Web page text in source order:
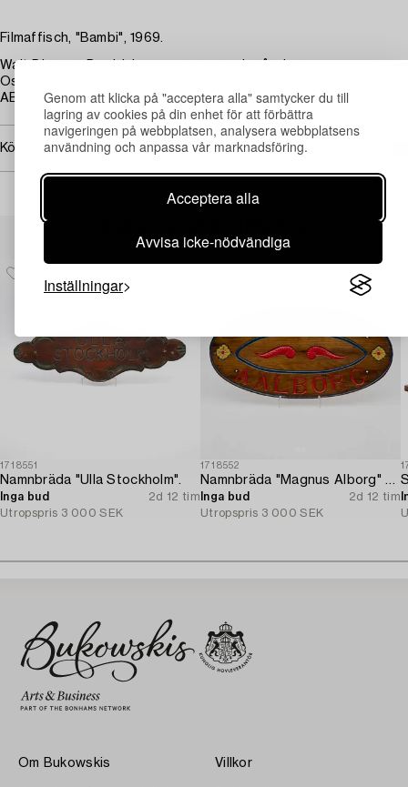
Genom att klicka på "acceptera alla" samtycker du till
lagring av cookies på din enhet för att förbättra
navigeringen på webbplatsen, analysera webbplatsens
användning och anpassa vår marknadsföring.
Acceptera alla
Avvisa icke-nödvändiga
Inställningar
Filmaffisch, "Bambi", 1969.
Walt Disneys Bambi. I samma program ingår den
Oscarsbelönade Nalle Puh och den stormiga dagen. Tryckeri
AB Småland, Jönköping, 1969. 100 x 70 cm. Oramad.
Köpinformation
1718551
Namnbräda "Ulla Stockholm".
Inga bud
2d 12 tim
Utropspris 3 000 SEK
1718552
Namnbräda "Magnus Alborg" / "Veritas XXII Köbenhavn".
Inga bud
2d 12 tim
Utropspris 3 000 SEK
Om Bukowskis Villkor